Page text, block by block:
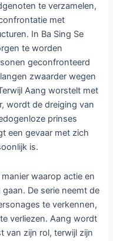
te verzamelen,
met
In Ba Sing Se
te worden
geconfronteerd
zwaarder wegen
Aang worstelt met
wordt de dreiging van
prinses
een gevaar met zich
is.
waarop actie en
De serie neemt de
te verkennen,
verliezen. Aang wordt
van zijn rol, terwijl zijn